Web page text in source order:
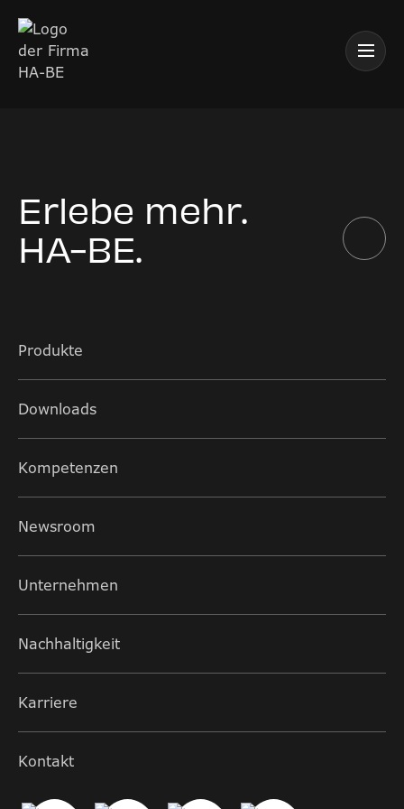
Erlebe mehr.
HA-BE.
Produkte
Downloads
Kompetenzen
Newsroom
Unternehmen
Nachhaltigkeit
Karriere
Kontakt